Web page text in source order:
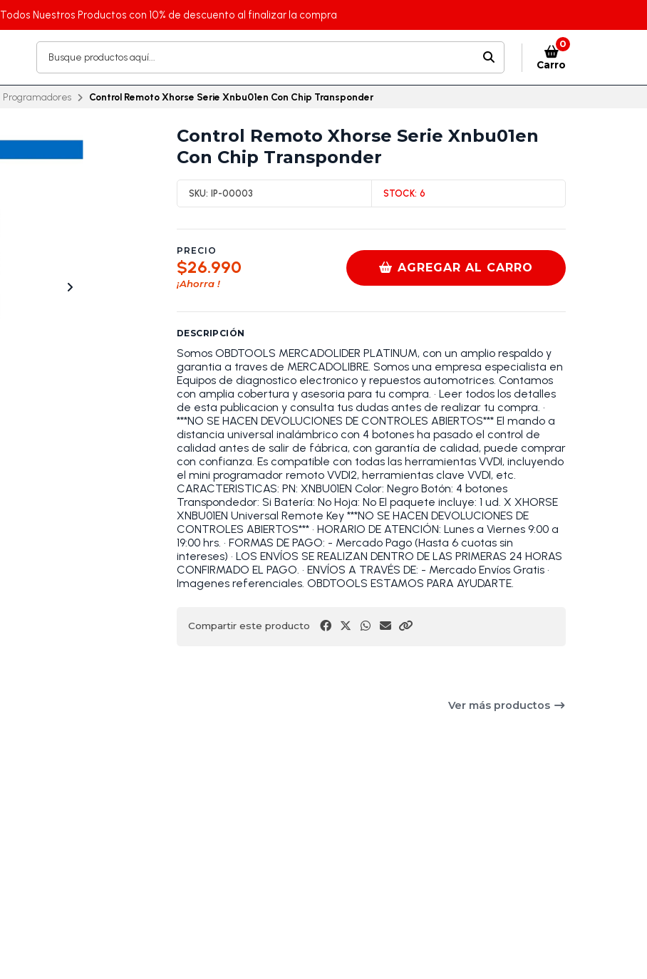
Todos Nuestros Productos con 10% de descuento al finalizar la compra
0
Carro
Programadores Control Remoto Xhorse Serie Xnbu01en Con Chip Transponder
Control Remoto Xhorse Serie Xnbu01en
Con Chip Transponder
SKU: IP-00003 STOCK: 6
PRECIO
$26.990
¡Ahorra !
AGREGAR AL CARRO
DESCRIPCIÓN
Somos OBDTOOLS MERCADOLIDER PLATINUM, con un amplio respaldo y
garantia a traves de MERCADOLIBRE. Somos una empresa especialista en
Equipos de diagnostico electronico y repuestos automotrices. Contamos
con amplia cobertura y asesoria para tu compra. • Leer todos los detalles
de esta publicacion y consulta tus dudas antes de realizar tu compra. •
***NO SE HACEN DEVOLUCIONES DE CONTROLES ABIERTOS*** El mando a
distancia universal inalámbrico con 4 botones ha pasado el control de
calidad antes de salir de fábrica, con garantía de calidad, puede comprar
con confianza. Es compatible con todas las herramientas VVDI, incluyendo
el mini programador remoto VVDI2, herramientas clave VVDI, etc.
CARACTERISTICAS: PN: XNBU01EN Color: Negro Botón: 4 botones
Transpondedor: Si Batería: No Hoja: No El paquete incluye: 1 ud. X XHORSE
XNBU01EN Universal Remote Key ***NO SE HACEN DEVOLUCIONES DE
CONTROLES ABIERTOS*** • HORARIO DE ATENCIÓN: Lunes a Viernes 9:00 a
19:00 hrs. • FORMAS DE PAGO: - Mercado Pago (Hasta 6 cuotas sin
intereses) • LOS ENVÍOS SE REALIZAN DENTRO DE LAS PRIMERAS 24 HORAS
CONFIRMADO EL PAGO. • ENVÍOS A TRAVÉS DE: - Mercado Envíos Gratis •
Imagenes referenciales. OBDTOOLS ESTAMOS PARA AYUDARTE.
Compartir este producto
Ver más productos